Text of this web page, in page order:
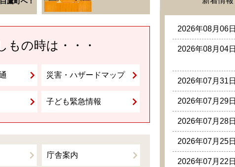
もの時は・・・
災害・ハザードマップ
子ども緊急情報
庁舎案内
2026年08月06日
2026年08月04日
2026年07月31日
2026年07月29日
2026年07月28日
2026年07月25日
2026年07月22日